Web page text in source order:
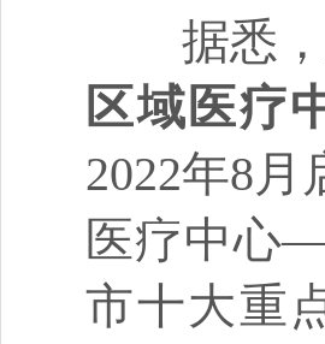
据悉，
区域医疗
2022年8
医疗中心
市十大重